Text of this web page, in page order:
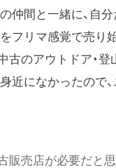
仲間と一緒に、自
フリマ感覚で売り
古のアウトドア・
近になかったので
販売店が必要だと